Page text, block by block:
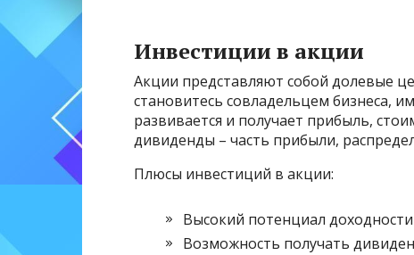
Инвестиции в акции
Акции представляют собой долевые
становитесь совладельцем бизнеса,
развивается и получает прибыль,
дивиденды – часть прибыли,
Плюсы инвестиций в акции:
Высокий потенциал
Возможность получать